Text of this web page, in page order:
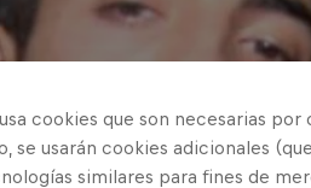
cookies que son necesarias por
se usarán cookies adicionales
similares para fines de